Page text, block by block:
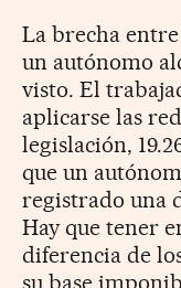
La brecha
un autónomo
visto. El
aplicarse las
legislación,
que un
registrado una
Hay que tener
diferencia de
su base